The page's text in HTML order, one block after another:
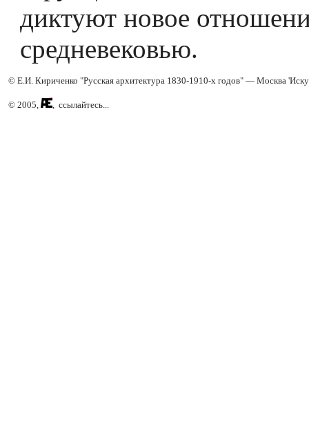
диктуют новое
средневековью.
© Е.И. Кириченко "Русская архитектура 1830-1910-х годов" — Москва
© 2005, , ссылайтесь...